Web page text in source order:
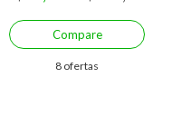
Compare
8 ofertas